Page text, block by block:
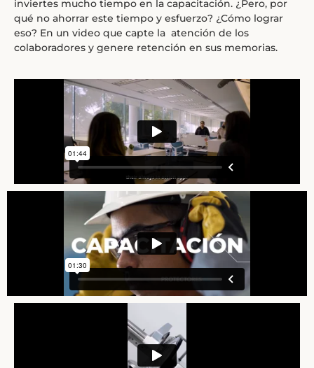
inviertes mucho tiempo en la capacitación. ¿Pero, por
qué no ahorrar este tiempo y esfuerzo? ¿Cómo lograr
eso? En un video que capte la atención de los
colaboradores y genere retención en sus memorias.